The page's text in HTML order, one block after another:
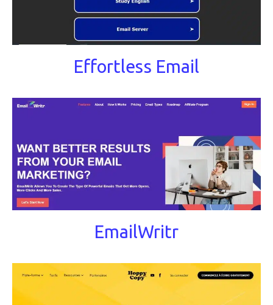
Effortless Email
EmailWritr